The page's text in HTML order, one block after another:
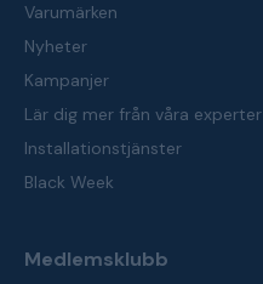
Varumärken
Nyheter
Kampanjer
Lär dig mer från våra experter
Installationstjänster
Black Week
Medlemsklubb